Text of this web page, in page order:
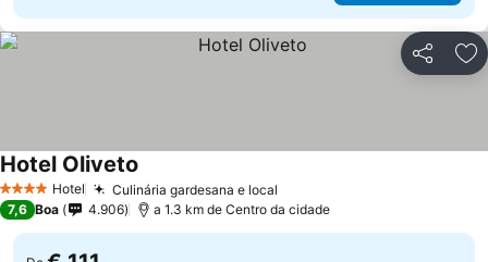
Partilhar
4 EstrelasHotel Culinária gardesana e local
Hotel Oliveto
7,6 Boa 4.906 a 1.3 km de Centro da cidade